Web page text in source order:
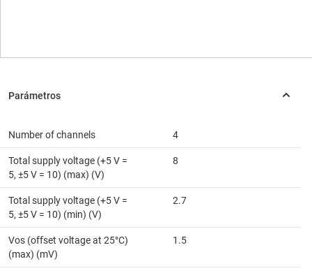
Number of channels 4
Total supply voltage (+5 V =
5, ±5 V = 10) (max) (V)
8
Total supply voltage (+5 V =
5, ±5 V = 10) (min) (V)
2.7
Vos (offset voltage at 25°C)
(max) (mV)
1.5